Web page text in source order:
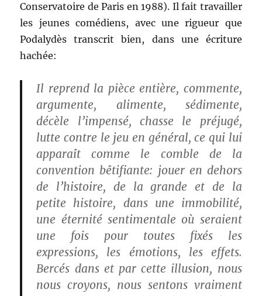
Conservatoire de Paris en 1988). Il fait travailler
les jeunes comédiens, avec une rigueur que
Podalydès transcrit bien, dans une écriture
hachée:
Il reprend la pièce entière, commente,
argumente, alimente, sédimente,
décèle l’impensé, chasse le préjugé,
lutte contre le jeu en général, ce qui lui
apparaît comme le comble de la
convention bêtifiante: jouer en dehors
de l’histoire, de la grande et de la
petite histoire, dans une immobilité,
une éternité sentimentale où seraient
une fois pour toutes fixés les
expressions, les émotions, les effets.
Bercés dans et par cette illusion, nous
nous croyons, nous sentons vraiment